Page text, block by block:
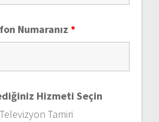
Numaranız *
Hizmeti Seçin
Televizyon Tamiri